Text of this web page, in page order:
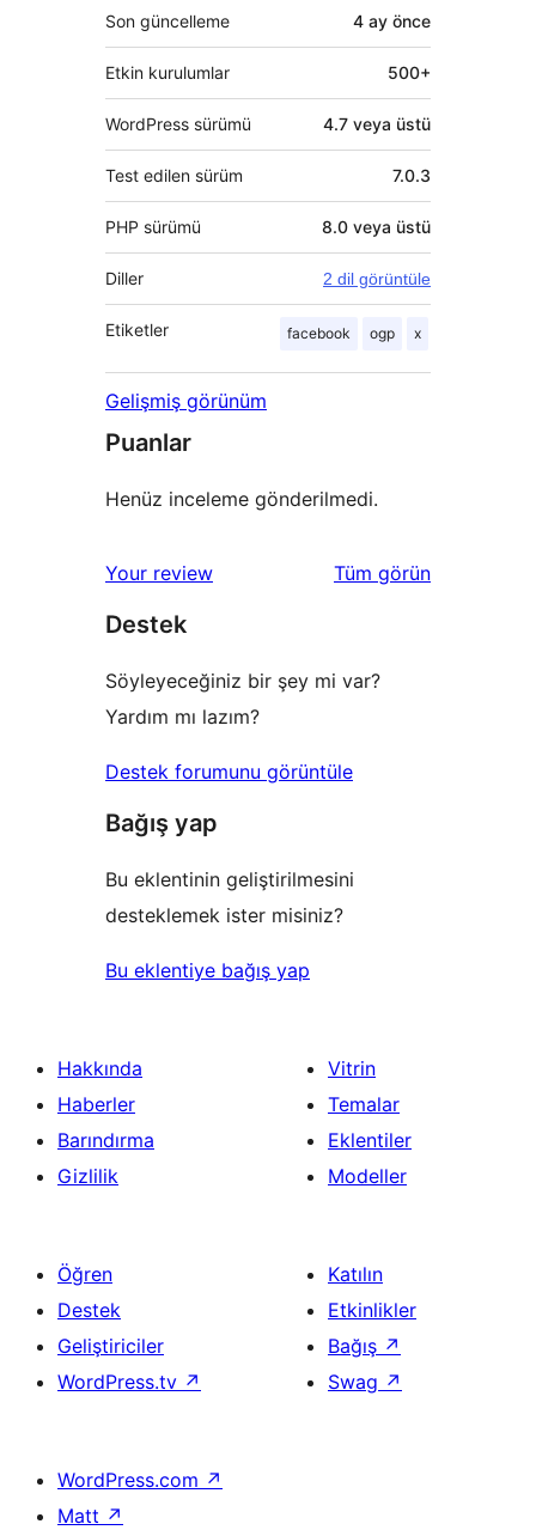
Son güncelleme 4 ay önce
Etkin kurulumlar 500+
WordPress sürümü 4.7 veya üstü
Test edilen sürüm 7.0.3
PHP sürümü 8.0 veya üstü
Diller 2 dil görüntüle
Etiketler facebook ogp x
Gelişmiş görünüm
Puanlar
Henüz inceleme gönderilmedi.
Your review Tüm değerlendirmeleri
görün
Destek
Söyleyeceğiniz bir şey mi var?
Yardım mı lazım?
Destek forumunu görüntüle
Bağış yap
Bu eklentinin geliştirilmesini
desteklemek ister misiniz?
Bu eklentiye bağış yap
Hakkında
Haberler
Barındırma
Gizlilik
Vitrin
Temalar
Eklentiler
Modeller
Öğren
Destek
Geliştiriciler
WordPress.tv ↗
Katılın
Etkinlikler
Bağış ↗
Swag ↗
WordPress.com ↗
Matt ↗